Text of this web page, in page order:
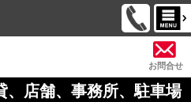
お問合せ
、店舗、事務所、駐車場